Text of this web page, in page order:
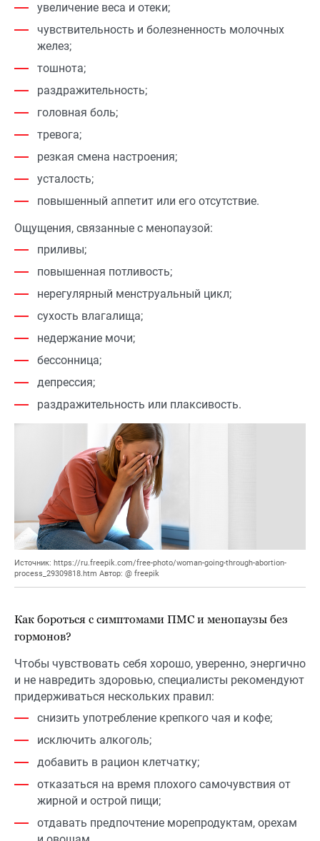
увеличение веса и отеки;
чувствительность и болезненность молочных
желез;
тошнота;
раздражительность;
головная боль;
тревога;
резкая смена настроения;
усталость;
повышенный аппетит или его отсутствие.
Ощущения, связанные с менопаузой:
приливы;
повышенная потливость;
нерегулярный менструальный цикл;
сухость влагалища;
недержание мочи;
бессонница;
депрессия;
раздражительность или плаксивость.
Источник: https://ru.freepik.com/free-photo/woman-going-through-abortion-
process_29309818.htm Автор: @ freepik
Как бороться с симптомами ПМС и менопаузы без
гормонов?
Чтобы чувствовать себя хорошо, уверенно, энергично
и не навредить здоровью, специалисты рекомендуют
придерживаться нескольких правил:
снизить употребление крепкого чая и кофе;
исключить алкоголь;
добавить в рацион клетчатку;
отказаться на время плохого самочувствия от
жирной и острой пищи;
отдавать предпочтение морепродуктам, орехам